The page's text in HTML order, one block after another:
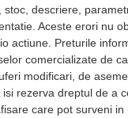
descriere,
Aceste erori nu
actiune. Preturile
comercializate de
modificari, de
isi rezerva dreptul de a
care pot surveni in